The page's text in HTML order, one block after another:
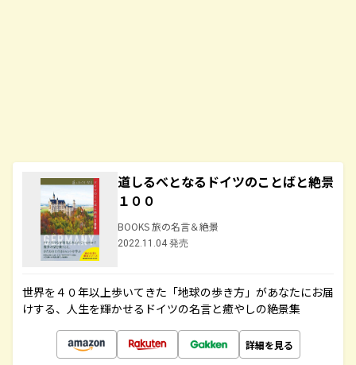
道しるべとなるドイツのことばと絶景
１００
BOOKS 旅の名言＆絶景
2022.11.04 発売
世界を４０年以上歩いてきた「地球の歩き方」があなたにお届
けする、人生を輝かせるドイツの名言と癒やしの絶景集
詳細を見る